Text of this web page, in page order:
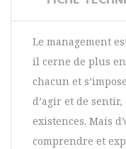
Le management
il cerne de plus
chacun et
d’agir et de
existences. Mais
comprendre et